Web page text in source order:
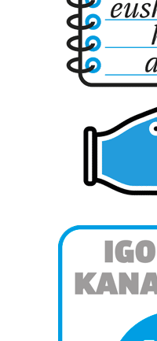
Webgune honek cookie
fitxategiak erabiltzen
zerbitzuak hobetzeko
baliatzen gara. Ohar
erabiltzeko baimen